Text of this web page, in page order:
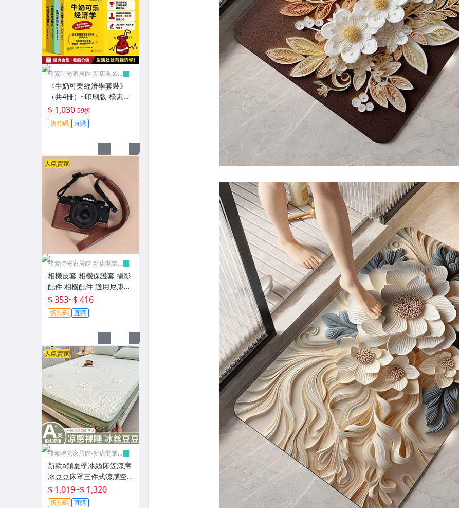
樸素時光家居館-新店開業
《牛奶可樂經濟學套裝》
（共4冊）~印刷版-樸素時
光家居館
$ 1,030 99折
折扣碼 直購
人氣賣家
樸素時光家居館-新店開業
相機皮套 相機保護套 攝影
配件 相機配件 適用尼康ZF
皮套底座 zf微單相機包 便
攜復古保護套 單肩-樸素時
光家居館
$ 353~$ 416
折扣碼 直購
人氣賣家
樸素時光家居館-新店開業
新款a類夏季冰絲床笠涼席
冰豆豆床罩三件式涼感空
調席可機洗-樸素時光家居
館
$ 1,019~$ 1,320
折扣碼 直購